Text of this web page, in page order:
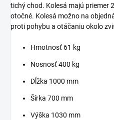
tichý chod. Kolesá majú priemer
otočné. Kolesá možno na
proti pohybu a otáčaniu okolo
Hmotnosť 61 kg
Nosnosť 400 kg
Dĺžka 1000 mm
Šírka 700 mm
Výška 1030 mm